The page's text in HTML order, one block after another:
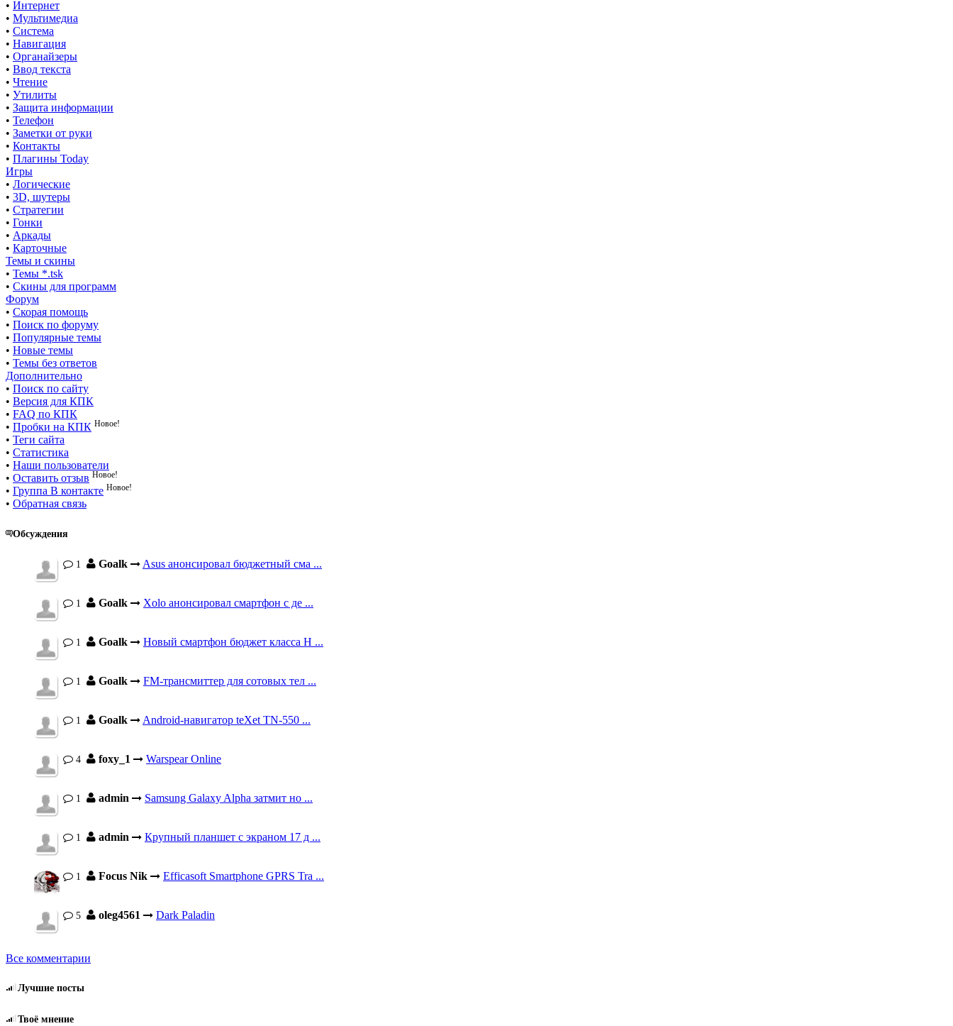
• Интернет
• Мультимедиа
• Система
• Навигация
• Органайзеры
• Ввод текста
• Чтение
• Утилиты
• Защита информации
• Телефон
• Заметки от руки
• Контакты
• Плагины Today
Игры
• Логические
• 3D, шутеры
• Стратегии
• Гонки
• Аркады
• Карточные
Темы и скины
• Темы *.tsk
• Скины для программ
Форум
• Скорая помощь
• Поиск по форуму
• Популярные темы
• Новые темы
• Темы без ответов
Дополнительно
• Поиск по сайту
• Версия для КПК
• FAQ по КПК
• Пробки на КПК Новое!
• Теги сайта
• Статистика
• Наши пользователи
• Оставить отзыв Новое!
• Группа В контакте Новое!
• Обратная связь
Обсуждения
1 Goalk Asus анонсировал бюджетный сма ...
1 Goalk Xolo анонсировал смартфон с де ...
1 Goalk Новый смартфон бюджет класса H ...
1 Goalk FM-трансмиттер для сотовых тел ...
1 Goalk Android-навигатор teXet TN-550 ...
4 foxy_1 Warspear Online
1 admin Samsung Galaxy Alpha затмит но ...
1 admin Крупный планшет с экраном 17 д ...
1 Focus Nik Efficasoft Smartphone GPRS Tra ...
5 oleg4561 Dark Paladin
Все комментарии
Лучшие посты
Твоё мнение